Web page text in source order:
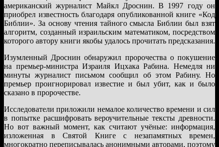
американский журналист Майкл Дроснин. В 1997 году он
приобрел известность благодаря опубликованной книге «Код
Библии». За основу чтения тайного смысла Библии был взят
алгоритм, созданный израильским математиком, посредством
которого автору книги якобы удалось прочитать предсказания.
Изумленный Дроснин обнаружил пророчества о покушение
на премьер-министра Израиля Ицхака Рабина. Немедля ни
минуты журналист письмом сообщил об этом Рабину. Но
премьер проигнорировал известие и был убит, как и было
сказано в пророчестве.
Исследователи приложили немалое количество времени и сил
в попытке расшифровать вероучительные тексты древности.
Но вот важный момент, как считают учёные: информация,
изложенная в Святой Книге с незапамятных времен,
многократно переписывалась анонимными авторами, поэтому